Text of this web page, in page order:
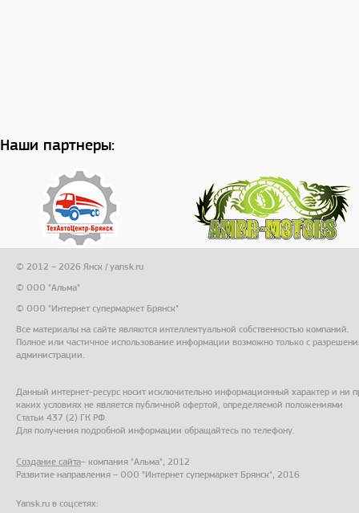
Наши партнеры:
© 2012 – 2026 Янск / yansk.ru
© ООО "Альма"
© ООО "Интернет супермаркет Брянск"
Все материалы на сайте являются интеллектуальной собственностью компаний.
Полное или частичное использование информации возможно только с
администрации.
Данный интернет-ресурс носит исключительно информационный характер и ни
каких условиях не является публичной офертой, определяемой положениями
Статьи 437 (2) ГК РФ.
Для получения подробной информации обращайтесь по телефону.
Создание сайта– компания "Альма", 2012
Развитие направления – ООО "Интернет супермаркет Брянск", 2016
Yansk.ru в соцсетях: